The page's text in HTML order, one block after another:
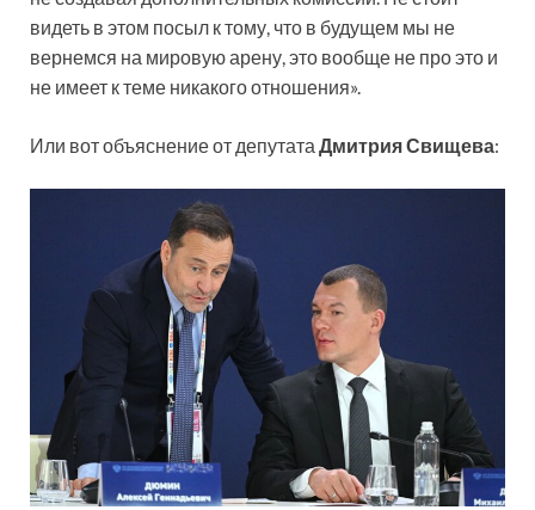
видеть в этом посыл к тому, что в будущем мы не
вернемся на мировую арену, это вообще не про это и
не имеет к теме никакого отношения».
Или вот объяснение от депутата Дмитрия Свищева: